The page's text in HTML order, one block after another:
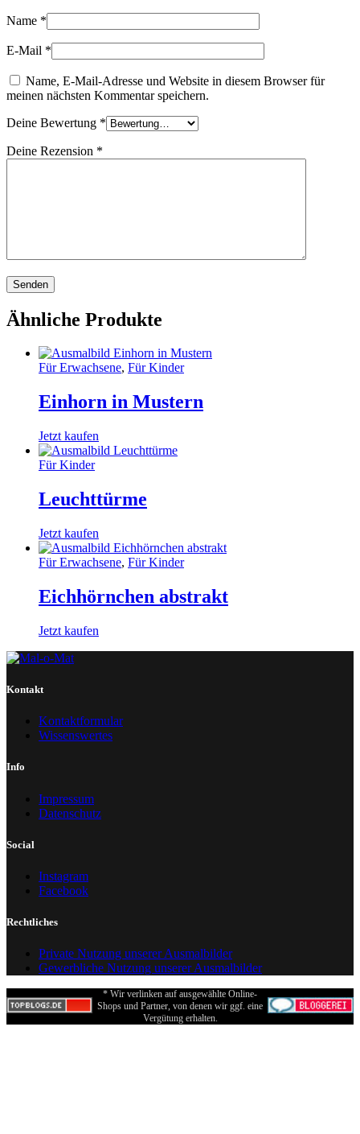
Name *
E-Mail *
Name, E-Mail-Adresse und Website in diesem Browser für
meinen nächsten Kommentar speichern.
Deine Bewertung *
Deine Rezension *
Ähnliche Produkte
Für Erwachsene, Für Kinder
Einhorn in Mustern
Jetzt kaufen
Für Kinder
Leuchttürme
Jetzt kaufen
Für Erwachsene, Für Kinder
Eichhörnchen abstrakt
Jetzt kaufen
Kontakt
Kontaktformular
Wissenswertes
Info
Impressum
Datenschutz
Social
Instagram
Facebook
Rechtliches
Private Nutzung unserer Ausmalbilder
Gewerbliche Nutzung unserer Ausmalbilder
* Wir verlinken auf ausgewählte Online-
Shops und Partner, von denen wir ggf. eine
Vergütung erhalten.